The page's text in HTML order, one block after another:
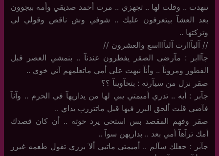
تنهدت .. وقلت لها .. تجهزي .. مرت أحمد صديقي وأمه بيجوون
بعد العشآ بيتعرفون عليك .. شوفي وش ناقص وقولي لي
وتركتها ..
//‏ آلبآاارت آلتآاااسع والعشرون //
جآاابر : مآرضى الصقر يفطرون عندنآ .. بنمشي العصر قبل
الفطور ومرونآ .. وأنآ نبهت على أمي ماتعلمهم آني خوي ..
صقر نزل من سيآرته : بتخآوينآ ؟؟
جآبر : أيه .. تدري أميمتي يبي لها من يداريهآ في الحرم .. وآنآ
فآضي قلت ألحق البرر فيها قبل ماتتررب يداي ..
صقر وفهم المقصد بس استحى يرد خوته .. أن كان قصدك
أمك ترآهآ أمي بعد .. بداريهن سوآ ..
جآبر : جعلك سآلم .. أميمتي ماتبي ألآ برري تقول طعمه غيرر